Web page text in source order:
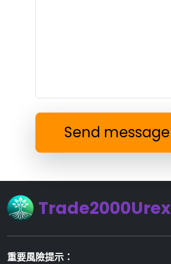
Send message
Trade2000Urex
重要風險提示：